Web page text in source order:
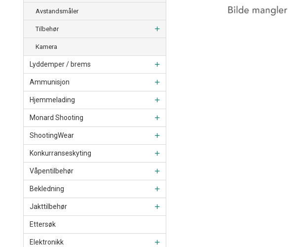
Avstandsmåler
Tilbehør
Kamera
Lyddemper / brems
Ammunisjon
Hjemmelading
Monard Shooting
ShootingWear
Konkurranseskyting
Våpentilbehør
Bekledning
Jakttilbehør
Ettersøk
Elektronikk